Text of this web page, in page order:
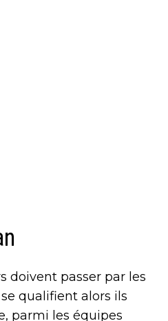
doivent passer par les
qualifient alors ils
parmi les équipes